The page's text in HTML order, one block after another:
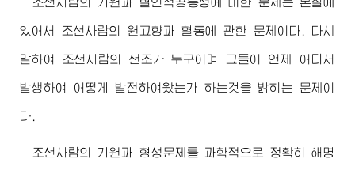
있어서 조선사람의 원고향과 혈통에 관한 문제이다. 다시
말하여 조선사람의 선조가 누구이며 그들이 언제 어디서
발생하여 어떻게 발전하여왔는가 하는것을 밝히는 문제이
다.
조선사람의 기원과 형성문제를 과학적으로 정확히 해명